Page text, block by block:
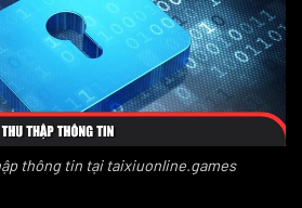
thông tin tại taixiuonline.games